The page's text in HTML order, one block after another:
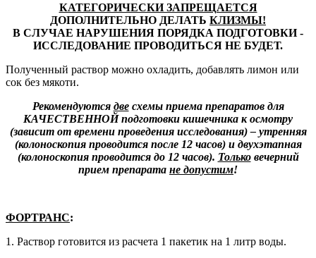
КАТЕГОРИЧЕСКИ ЗАПРЕЩАЕТСЯ
ДОПОЛНИТЕЛЬНО ДЕЛАТЬ КЛИЗМЫ!
В СЛУЧАЕ НАРУШЕНИЯ ПОРЯДКА ПОДГОТОВКИ -
ИССЛЕДОВАНИЕ ПРОВОДИТЬСЯ НЕ БУДЕТ.
Полученный раствор можно охладить, добавлять лимон или
сок без мякоти.
Рекомендуются двесхемы приема препаратов для
КАЧЕСТВЕННОЙ подготовки кишечника к осмотру
(зависит от времени проведения исследования) – утренняя
(колоноскопия проводится после 12 часов) и двухэтапная
(колоноскопия проводится до 12 часов). Тольковечерний
прием препарата не допустим!
ФОРТРАНС:
1. Раствор готовится из расчета 1 пакетик на 1 литр воды.